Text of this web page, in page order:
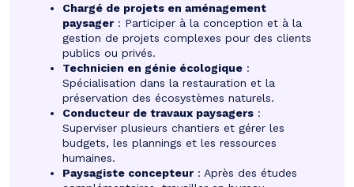
Chargé de projets en aménagement
paysager : Participer à la conception et à la
gestion de projets complexes pour des clients
publics ou privés.
Technicien en génie écologique :
Spécialisation dans la restauration et la
préservation des écosystèmes naturels.
Conducteur de travaux paysagers :
Superviser plusieurs chantiers et gérer les
budgets, les plannings et les ressources
humaines.
Paysagiste concepteur : Après des études